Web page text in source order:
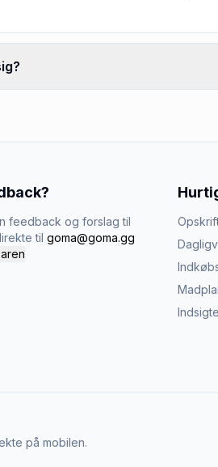
feedback og forslag til
til goma@goma.gg
på mobilen.